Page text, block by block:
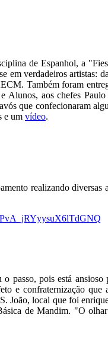
de Espanhol, a
verdadeiros artistas:
Também foram
aos chefes
que confecionaram
e um vídeo.
realizando
passo, pois está
e confraternização
João, local que foi
de Mandim. "O